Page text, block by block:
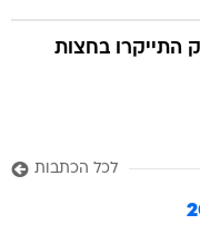
התייקרו בחצות
לכל הכתבות